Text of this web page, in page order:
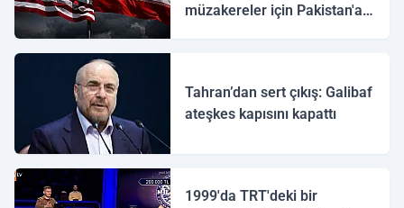
müzakereler için Pakistan'a
Tahran’dan sert çıkış: Galibaf
ateşkes kapısını kapattı
1999'da TRT'deki bir